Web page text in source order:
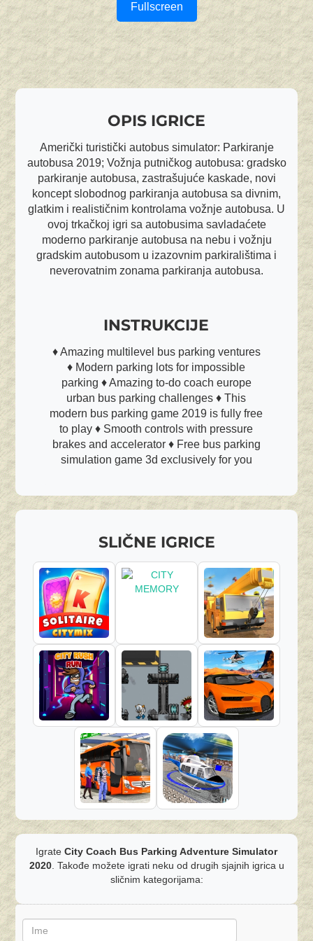
Fullscreen
OPIS IGRICE
Američki turistički autobus simulator: Parkiranje
autobusa 2019; Vožnja putničkog autobusa: gradsko
parkiranje autobusa, zastrašujuće kaskade, novi
koncept slobodnog parkiranja autobusa sa divnim,
glatkim i realističnim kontrolama vožnje autobusa. U
ovoj trkačkoj igri sa autobusima savladaćete
moderno parkiranje autobusa na nebu i vožnju
gradskim autobusom u izazovnim parkiralištima i
neverovatnim zonama parkiranja autobusa.
INSTRUKCIJE
♦ Amazing multilevel bus parking ventures
♦ Modern parking lots for impossible
parking ♦ Amazing to-do coach europe
urban bus parking challenges ♦ This
modern bus parking game 2019 is fully free
to play ♦ Smooth controls with pressure
brakes and accelerator ♦ Free bus parking
simulation game 3d exclusively for you
SLIČNE IGRICE
Igrate City Coach Bus Parking Adventure Simulator
2020. Takođe možete igrati neku od drugih sjajnih igrica u
sličnim kategorijama: